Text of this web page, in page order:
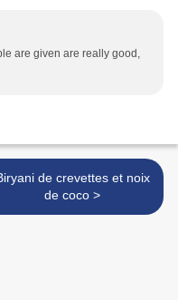
are given are really good,
de crevettes et noix
de coco >